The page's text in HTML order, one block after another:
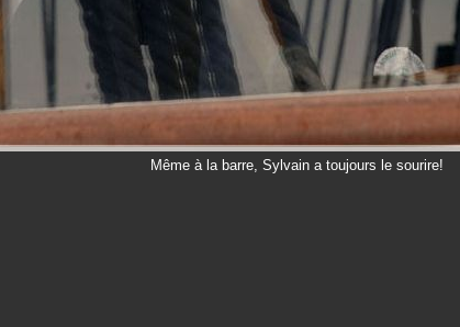
Même à la barre, Sylvain a toujours le sourire!